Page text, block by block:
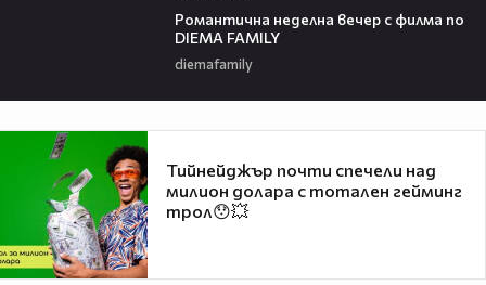
Романтичнa неделна вечер с филма по
DIEMA FAMILY
diemafamily
Тийнейджър почти спечели над
милион долара с тотален гейминг
трол😯💥